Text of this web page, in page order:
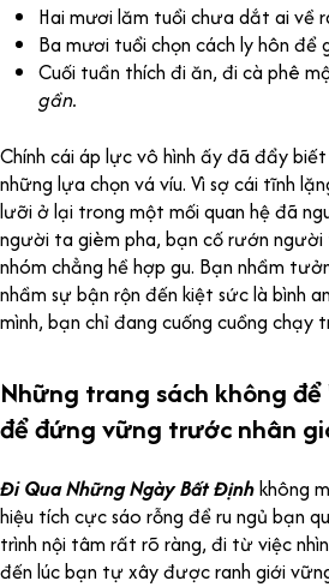
Hai mươi lăm tuổi chưa dắt ai về
Ba mươi tuổi chọn cách ly hôn để
Cuối tuần thích đi ăn, đi cà phê
gần.
Chính cái áp lực vô hình ấy đã đẩy
những lựa chọn vá víu. Vì sợ cái tĩnh
lưỡi ở lại trong một mối quan hệ đã
người ta gièm pha, bạn cố rướn người
nhóm chẳng hề hợp gu. Bạn nhầm
nhầm sự bận rộn đến kiệt sức là bình
mình, bạn chỉ đang cuống cuồng chạy
Những trang sách không
để đứng vững trước nhân
Đi Qua Những Ngày Bất Địnhkhông
hiệu tích cực sáo rỗng để ru ngủ bạn
trình nội tâm rất rõ ràng, đi từ việc
đến lúc bạn tự xây được ranh giới